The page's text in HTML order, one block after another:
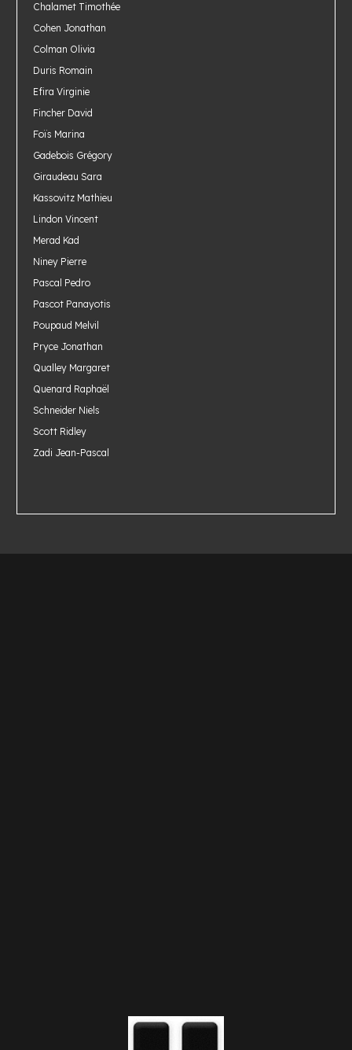
Chalamet Timothée
Cohen Jonathan
Colman Olivia
Duris Romain
Efira Virginie
Fincher David
Foïs Marina
Gadebois Grégory
Giraudeau Sara
Kassovitz Mathieu
Lindon Vincent
Merad Kad
Niney Pierre
Pascal Pedro
Pascot Panayotis
Poupaud Melvil
Pryce Jonathan
Qualley Margaret
Quenard Raphaël
Schneider Niels
Scott Ridley
Zadi Jean-Pascal